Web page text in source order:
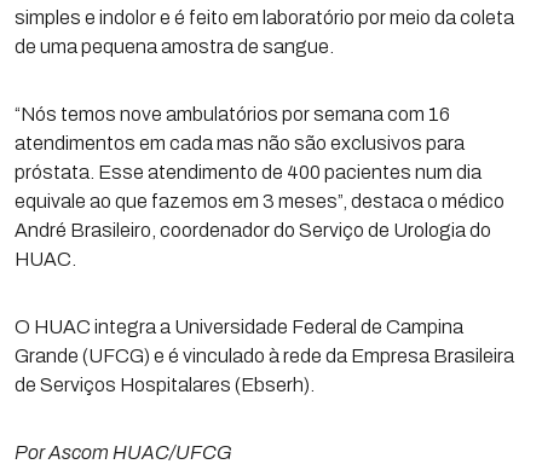
simples e indolor e é feito em laboratório por meio da coleta
de uma pequena amostra de sangue.
“Nós temos nove ambulatórios por semana com 16
atendimentos em cada mas não são exclusivos para
próstata. Esse atendimento de 400 pacientes num dia
equivale ao que fazemos em 3 meses”, destaca o médico
André Brasileiro, coordenador do Serviço de Urologia do
HUAC.
O HUAC integra a Universidade Federal de Campina
Grande (UFCG) e é vinculado à rede da Empresa Brasileira
de Serviços Hospitalares (Ebserh).
Por Ascom HUAC/UFCG